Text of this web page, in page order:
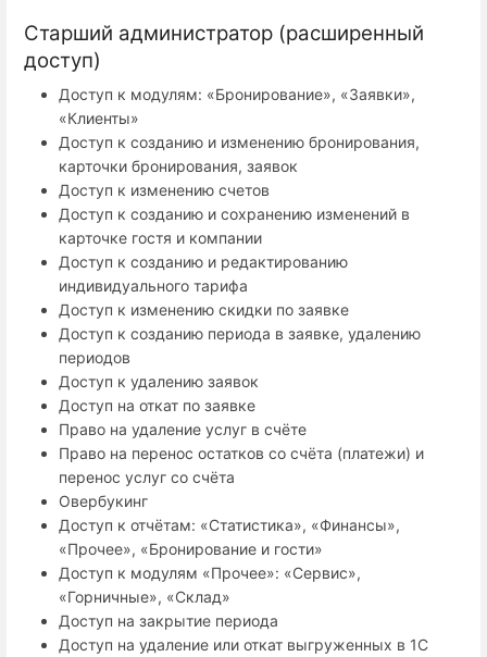
Старший администратор (расширенный
доступ)
Доступ к модулям: «Бронирование», «Заявки»,
«Клиенты»
Доступ к созданию и изменению бронирования,
карточки бронирования, заявок
Доступ к изменению счетов
Доступ к созданию и сохранению изменений в
карточке гостя и компании
Доступ к созданию и редактированию
индивидуального тарифа
Доступ к изменению скидки по заявке
Доступ к созданию периода в заявке, удалению
периодов
Доступ к удалению заявок
Доступ на откат по заявке
Право на удаление услуг в счёте
Право на перенос остатков со счёта (платежи) и
перенос услуг со счёта
Овербукинг
Доступ к отчётам: «Статистика», «Финансы»,
«Прочее», «Бронирование и гости»
Доступ к модулям «Прочее»: «Сервис»,
«Горничные», «Склад»
Доступ на закрытие периода
Доступ на удаление или откат выгруженных в 1С